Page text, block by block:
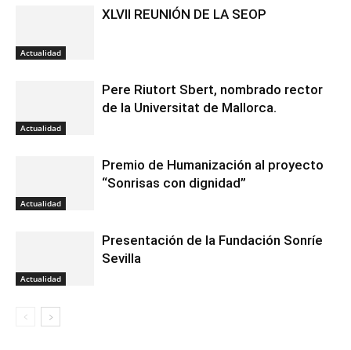
Actualidad
XLVII REUNIÓN DE LA SEOP
Actualidad
Pere Riutort Sbert, nombrado rector
de la Universitat de Mallorca.
Actualidad
Premio de Humanización al proyecto
“Sonrisas con dignidad”
Actualidad
Presentación de la Fundación Sonríe
Sevilla